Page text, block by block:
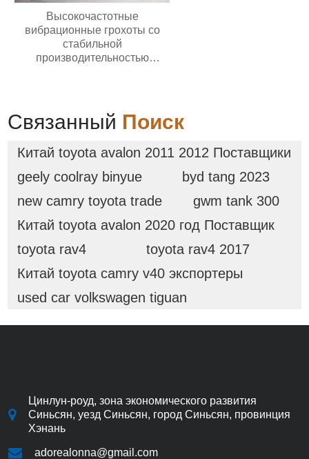
Высокочастотные
вибрационные грохоты со
стабильной
производительностью
вибрационные грохоты со
стабильной
Долговечные грохоты для
ископаемых
Связанный Поиск
Китай toyota avalon 2011 2012 Поставщики
geely coolray binyue
byd tang 2023
new camry toyota trade
gwm tank 300
Китай toyota avalon 2020 год Поставщик
toyota rav4
toyota rav4 2017
Китай toyota camry v40 экспортеры
used car volkswagen tiguan
Цинлун-роуд, зона экономического развития
Синьсян, уезд Синьсян, город Синьсян, провинция
Хэнань
adorealonna@gmail.com